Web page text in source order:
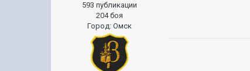
593 публикации
204 боя
Город:Омск